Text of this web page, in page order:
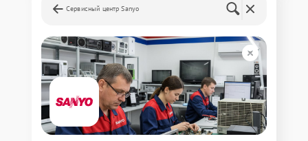
Сервисный центр Sanyo